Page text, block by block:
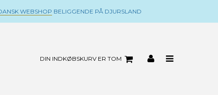
WEBSHOP BELIGGENDE PÅ DJURSLAND
DIN INDKØBSKURV ER TOM